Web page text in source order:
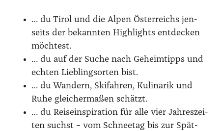
… du Tirol und die Alpen Öster­reichs jen­
seits der bekann­ten High­lights ent­de­cken
möch­test.
… du auf der Suche nach Geheim­tipps und
ech­ten Lieb­lings­or­ten bist.
… du Wan­dern, Ski­fah­ren, Kuli­na­rik und
Ruhe glei­cher­ma­ßen schätzt.
… du Rei­se­in­spi­ra­ti­on für alle vier Jah­res­zei­
ten suchst – vom Schnee­tag bis zur Spät­